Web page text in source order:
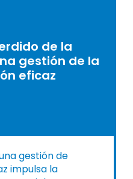
de la
gestión de la
eficaz
gestión de
impulsa la